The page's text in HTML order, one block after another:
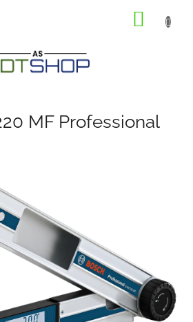
MF Professional